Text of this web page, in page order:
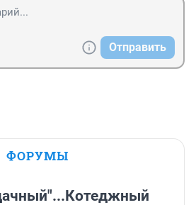
Отправить
ФОРУМЫ